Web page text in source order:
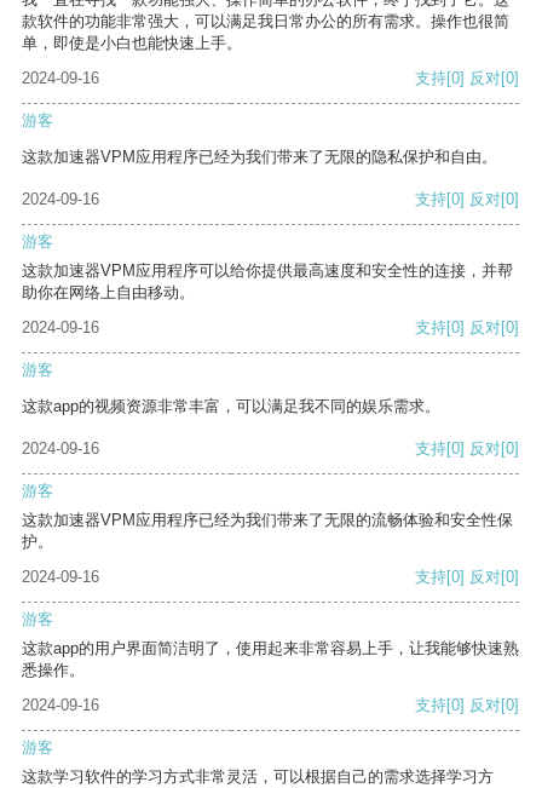
款软件的功能非常强大，可以满足我日常办公的所有需求。操作也很简
单，即使是小白也能快速上手。
2024-09-16
支持[0] 反对[0]
游客
这款加速器VPM应用程序已经为我们带来了无限的隐私保护和自由。
2024-09-16 支持[0] 反对[0]
游客
这款加速器VPM应用程序可以给你提供最高速度和安全性的连接，并帮
助你在网络上自由移动。
2024-09-16
支持[0] 反对[0]
游客
这款app的视频资源非常丰富，可以满足我不同的娱乐需求。
2024-09-16 支持[0] 反对[0]
游客
这款加速器VPM应用程序已经为我们带来了无限的流畅体验和安全性保
护。
2024-09-16
支持[0] 反对[0]
游客
这款app的用户界面简洁明了，使用起来非常容易上手，让我能够快速熟
悉操作。
2024-09-16
支持[0] 反对[0]
游客
这款学习软件的学习方式非常灵活，可以根据自己的需求选择学习方